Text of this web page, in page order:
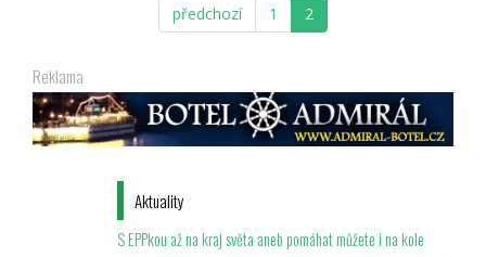
předchozí
1 2
Reklama
Aktuality
S EPPkou až na kraj světa aneb pomáhat můžete i na kole